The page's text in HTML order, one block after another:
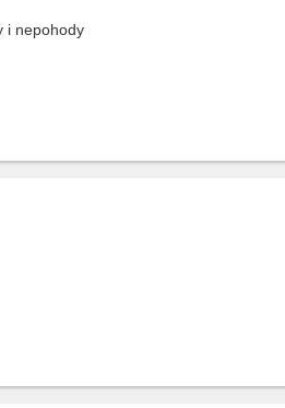
i nepohody